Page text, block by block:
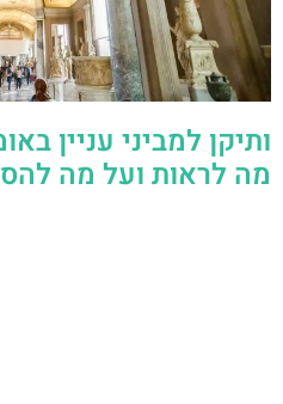
ותיקן למביני עניין
מה לראות ועל מה